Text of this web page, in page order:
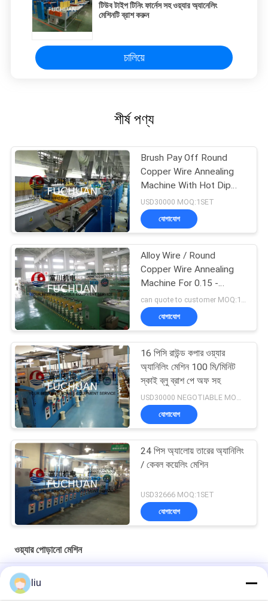
টিউব টাইপ টিনিং ফার্নেস সহ ওয়্যার অ্যানেলিং
মেশিনটি ব্রাশ করুন
চালিয়ে
শীর্ষ পণ্য
Brush Pay Off Round
Copper Wire Annealing
Machine With Hot Dip
Tinned Mehod
USD30000 MOQ:1SET
যোগাযোগ
Alloy Wire / Round
Copper Wire Annealing
Machine For 0.15 -
0.64mm Wire 40 Pcs
যোগাযোগ
16 পিসি রাউন্ড কপার ওয়্যার
অ্যানিলিং মেশিন 100 মি/মিনিট
স্কাই ব্লু ব্রাশ পে অফ সহ
যোগাযোগ
24 পিস অ্যালোয় তারের অ্যানিলিং
/ কেবল কয়েলিং মেশিন
USD32666 MOQ:1SET
যোগাযোগ
ওয়্যার পোড়ানো মেশিন
0.04-2.0mm সূক্ষ্ম তামা খাদ তারের টিউব অ্যানিলিং তারের টিনিং মেশিন
liu